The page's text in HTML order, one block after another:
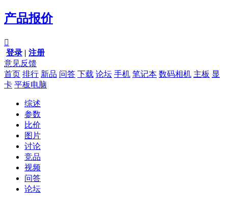
产品报价

登录 | 注册
意见反馈
首页 排行 新品 问答 下载 论坛 手机 笔记本 数码相机 主板 显
卡 平板电脑
综述
参数
比价
图片
讨论
竞品
视频
问答
论坛